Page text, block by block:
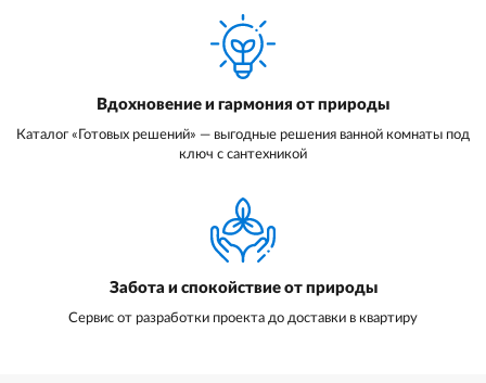
Вдохновение и гармония от природы
Каталог «Готовых решений» — выгодные решения ванной комнаты под
ключ с сантехникой
Забота и спокойствие от природы
Сервис от разработки проекта до доставки в квартиру